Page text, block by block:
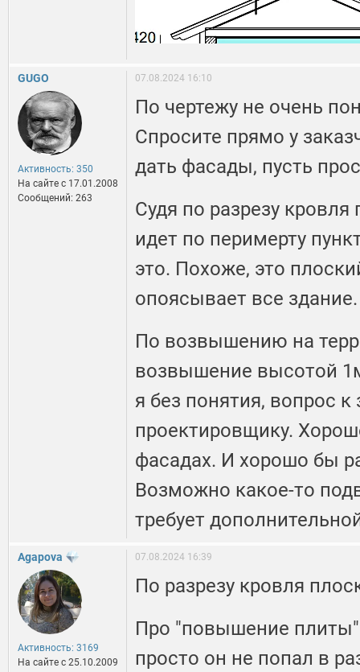
GUGO
Активность: 350
На сайте c 17.01.2008
Сообщений: 263
07.08.2024 16:10
По чертежу не очень
Спросите прямо у
дать фасады, пусть
Судя по разрезу
идет по перимерту
это. Похоже, это
опоясывает все
По возвышению на
возвышение высотой
я без понятия, вопрос к
проектировщику.
фасадах. И хорошо бы
Возможно какое-то
требует
Agapova
Активность: 3169
На сайте c 25.10.2009
07.08.2024 16:39
По разрезу кровля
Про "повышение плиты"
просто он не попал в